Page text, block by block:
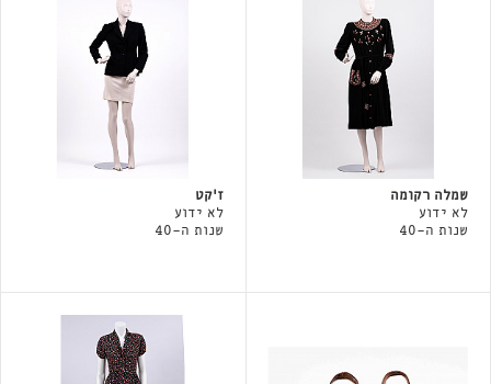
שמלה רקומה
לא ידוע
שנות ה-40
ז'קט
לא ידוע
שנות ה-40